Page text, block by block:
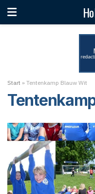
Start » Tentenkamp Blauw Wit